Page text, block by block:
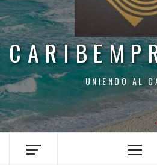
UNIENDO AL
Menu